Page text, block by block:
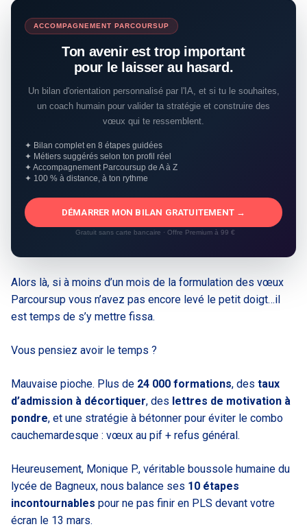
ACCOMPAGNEMENT PARCOURSUP
Ton avenir est trop important
pour le laisser au hasard.
Un bilan d'orientation personnalisé par l'IA, et si tu le souhaites,
un coach humain pour valider ta stratégie et construire des
vœux qui te ressemblent.
✦ Bilan complet en 8 étapes guidées
✦ Métiers suggérés selon ton profil réel
✦ Accompagnement Parcoursup de A à Z
✦ 100 % à distance, à ton rythme
DÉMARRER MON BILAN GRATUITEMENT →
Gratuit sans carte bancaire · Offre Premium à 99 €
Alors là, si à moins d’un mois de la formulation des vœux
Parcoursup vous n’avez pas encore levé le petit doigt…il
est temps de s’y mettre fissa.
Vous pensiez avoir le temps ?
Mauvaise pioche. Plus de 24 000 formations, des taux
d’admission à décortiquer, des lettres de motivation à
pondre, et une stratégie à bétonner pour éviter le combo
cauchemardesque : vœux au pif + refus général.
Heureusement, Monique P., véritable boussole humaine du
lycée de Bagneux, nous balance ses 10 étapes
incontournables pour ne pas finir en PLS devant votre
écran le 13 mars.